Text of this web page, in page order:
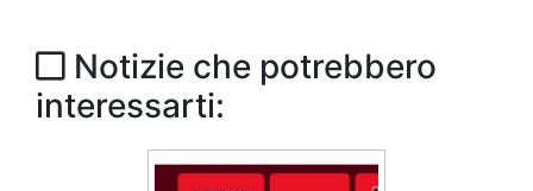
Notizie che potrebbero
interessarti: